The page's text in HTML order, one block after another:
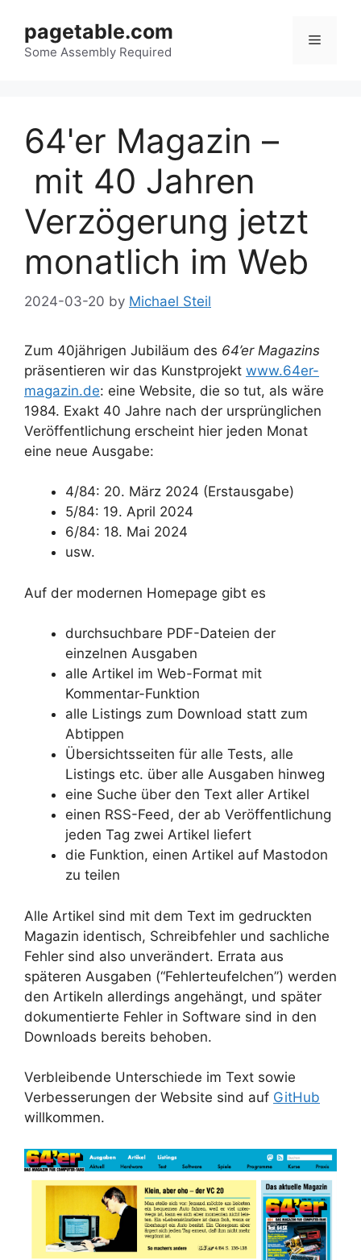
content
pagetable.com
Some Assembly Required
Menu
64'er Magazin –
mit 40 Jahren
Verzögerung jetzt
monatlich im Web
2024-03-20 by Michael Steil
Zum 40jährigen Jubiläum des 64’er Magazins
präsentieren wir das Kunstprojekt www.64er-
magazin.de: eine Website, die so tut, als wäre
1984. Exakt 40 Jahre nach der ursprünglichen
Veröffentlichung erscheint hier jeden Monat
eine neue Ausgabe:
4/84: 20. März 2024 (Erstausgabe)
5/84: 19. April 2024
6/84: 18. Mai 2024
usw.
Auf der modernen Homepage gibt es
durchsuchbare PDF-Dateien der
einzelnen Ausgaben
alle Artikel im Web-Format mit
Kommentar-Funktion
alle Listings zum Download statt zum
Abtippen
Übersichtsseiten für alle Tests, alle
Listings etc. über alle Ausgaben hinweg
eine Suche über den Text aller Artikel
einen RSS-Feed, der ab Veröffentlichung
jeden Tag zwei Artikel liefert
die Funktion, einen Artikel auf Mastodon
zu teilen
Alle Artikel sind mit dem Text im gedruckten
Magazin identisch, Schreibfehler und sachliche
Fehler sind also unverändert. Errata aus
späteren Ausgaben (“Fehlerteufelchen”) werden
den Artikeln allerdings angehängt, und später
dokumentierte Fehler in Software sind in den
Downloads bereits behoben.
Verbleibende Unterschiede im Text sowie
Verbesserungen der Website sind auf GitHub
willkommen.